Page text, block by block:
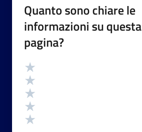
Quanto sono chiare le
informazioni su questa
pagina?
Valutazione